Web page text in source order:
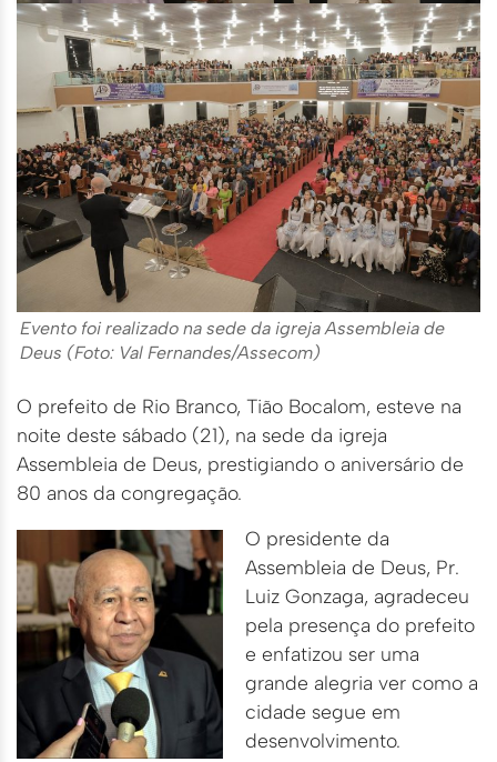
Evento foi realizado na sede da igreja Assembleia de
Deus (Foto: Val Fernandes/Assecom)
O prefeito de Rio Branco, Tião Bocalom, esteve na
noite deste sábado (21), na sede da igreja
Assembleia de Deus, prestigiando o aniversário de
80 anos da congregação.
O presidente da
Assembleia de Deus, Pr.
Luiz Gonzaga, agradeceu
pela presença do prefeito
e enfatizou ser uma
grande alegria ver como a
cidade segue em
desenvolvimento.